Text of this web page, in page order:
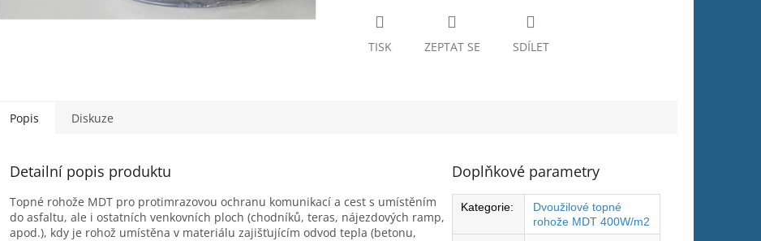
TISK ZEPTAT SE SDÍLET
Popis Diskuze
Detailní popis produktu
Topné rohože MDT pro protimrazovou ochranu komunikací a cest s umístěním
do asfaltu, ale i ostatních venkovních ploch (chodníků, teras, nájezdových ramp,
apod.), kdy je rohož umístěna v materiálu zajišťujícím odvod tepla (betonu,
Doplňkové parametry
Kategorie:
Dvoužilové topné
rohože MDT 400W/m2